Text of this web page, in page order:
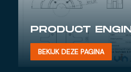
PRODUCT
BEKIJK DEZE PAGINA